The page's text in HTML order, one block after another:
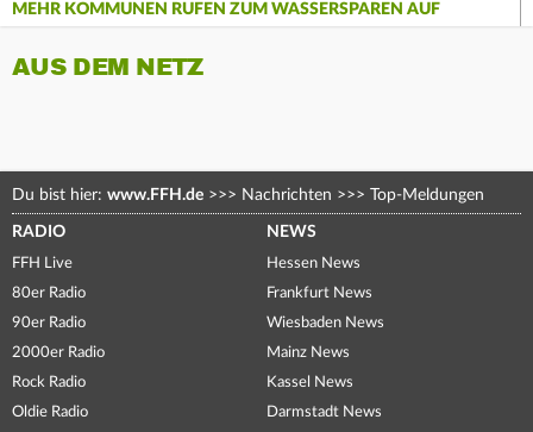
MEHR KOMMUNEN RUFEN ZUM WASSERSPAREN AUF
AUS DEM NETZ
Du bist hier: www.FFH.de >>> Nachrichten >>> Top-Meldungen
RADIO
FFH Live
80er Radio
90er Radio
2000er Radio
Rock Radio
Oldie Radio
NEWS
Hessen News
Frankfurt News
Wiesbaden News
Mainz News
Kassel News
Darmstadt News